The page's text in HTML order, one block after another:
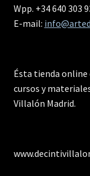
Wpp. +34 640 303
E-mail:
Ésta tienda
cursos y
Villalón Madrid.